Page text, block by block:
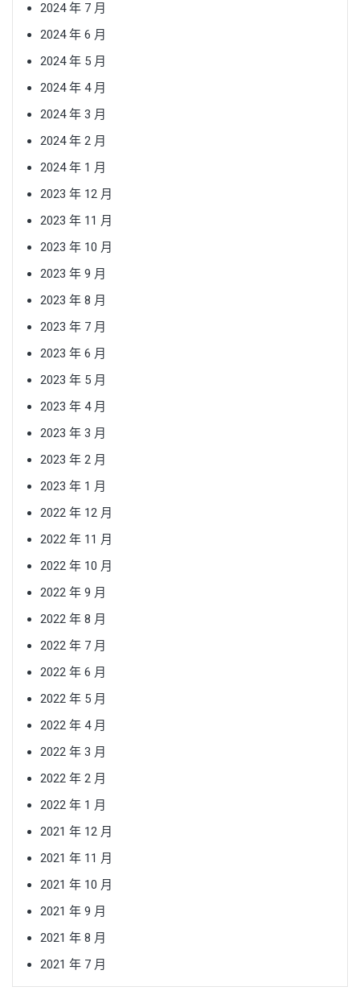
2024 年 7 月
2024 年 6 月
2024 年 5 月
2024 年 4 月
2024 年 3 月
2024 年 2 月
2024 年 1 月
2023 年 12 月
2023 年 11 月
2023 年 10 月
2023 年 9 月
2023 年 8 月
2023 年 7 月
2023 年 6 月
2023 年 5 月
2023 年 4 月
2023 年 3 月
2023 年 2 月
2023 年 1 月
2022 年 12 月
2022 年 11 月
2022 年 10 月
2022 年 9 月
2022 年 8 月
2022 年 7 月
2022 年 6 月
2022 年 5 月
2022 年 4 月
2022 年 3 月
2022 年 2 月
2022 年 1 月
2021 年 12 月
2021 年 11 月
2021 年 10 月
2021 年 9 月
2021 年 8 月
2021 年 7 月